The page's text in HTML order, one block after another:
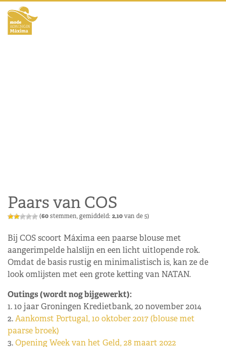
Paars van COS
(60stemmen, gemiddeld: 2,10van de 5)
Bij COS scoort Máxima een paarse blouse met
aangerimpelde halslijn en een licht uitlopende rok.
Omdat de basis rustig en minimalistisch is, kan ze de
look omlijsten met een grote ketting van NATAN.
Outings (wordt nog bijgewerkt):
1. 10 jaar Groningen Kredietbank, 20 november 2014
2.Aankomst Portugal, 10 oktober 2017 (blouse met
paarse broek)
3.Opening Week van het Geld, 28 maart 2022